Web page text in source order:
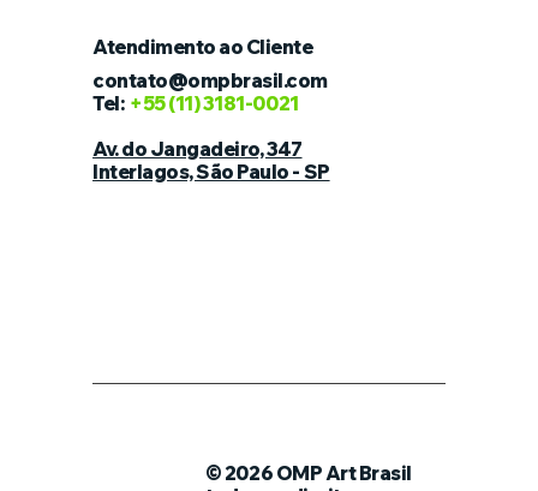
Atendimento ao Cliente
contato@ompbrasil.com
Tel: +55(11) 3181-0021
Av. do Jangadeiro, 347
Interlagos, São Paulo - SP
© 2026 OMP Art Brasil